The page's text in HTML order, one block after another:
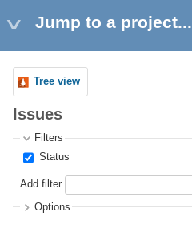
Jump to a project...
Tree view
Issues
Filters
Status
Add filter
Options